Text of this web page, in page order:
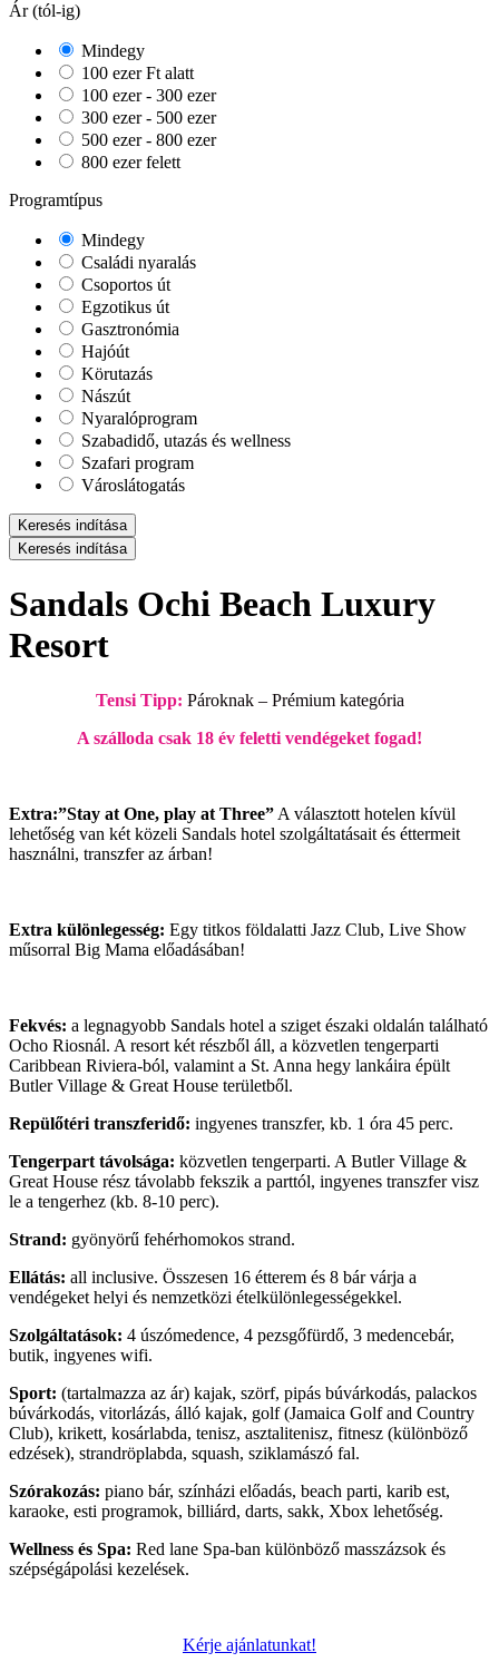
Ár (tól-ig)
Mindegy
100 ezer Ft alatt
100 ezer - 300 ezer
300 ezer - 500 ezer
500 ezer - 800 ezer
800 ezer felett
Programtípus
Mindegy
Családi nyaralás
Csoportos út
Egzotikus út
Gasztronómia
Hajóút
Körutazás
Nászút
Nyaralóprogram
Szabadidő, utazás és wellness
Szafari program
Városlátogatás
Keresés indítása
Keresés indítása
Sandals Ochi Beach Luxury
Resort
Tensi Tipp: Pároknak – Prémium kategória
A szálloda csak 18 év feletti vendégeket fogad!
Extra:”Stay at One, play at Three” A választott hotelen kívül
lehetőség van két közeli Sandals hotel szolgáltatásait és éttermeit
használni, transzfer az árban!
Extra különlegesség: Egy titkos földalatti Jazz Club, Live Show
műsorral Big Mama előadásában!
Fekvés: a legnagyobb Sandals hotel a sziget északi oldalán található
Ocho Riosnál. A resort két részből áll, a közvetlen tengerparti
Caribbean Riviera-ból, valamint a St. Anna hegy lankáira épült
Butler Village & Great House területből.
Repülőtéri transzferidő: ingyenes transzfer, kb. 1 óra 45 perc.
Tengerpart távolsága: közvetlen tengerparti. A Butler Village &
Great House rész távolabb fekszik a parttól, ingyenes transzfer visz
le a tengerhez (kb. 8-10 perc).
Strand: gyönyörű fehérhomokos strand.
Ellátás: all inclusive. Összesen 16 étterem és 8 bár várja a
vendégeket helyi és nemzetközi ételkülönlegességekkel.
Szolgáltatások: 4 úszómedence, 4 pezsgőfürdő, 3 medencebár,
butik, ingyenes wifi.
Sport: (tartalmazza az ár) kajak, szörf, pipás búvárkodás, palackos
búvárkodás, vitorlázás, álló kajak, golf (Jamaica Golf and Country
Club), krikett, kosárlabda, tenisz, asztalitenisz, fitnesz (különböző
edzések), strandröplabda, squash, sziklamászó fal.
Szórakozás: piano bár, színházi előadás, beach parti, karib est,
karaoke, esti programok, billiárd, darts, sakk, Xbox lehetőség.
Wellness és Spa: Red lane Spa-ban különböző masszázsok és
szépségápolási kezelések.
Kérje ajánlatunkat!